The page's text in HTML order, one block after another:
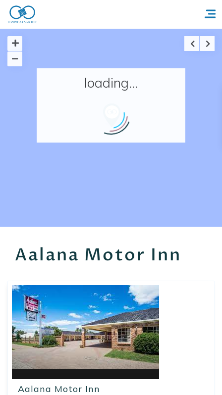
Accueil
Nos adresses en France
loading...
Aalana Motor Inn
Aalana Motor Inn